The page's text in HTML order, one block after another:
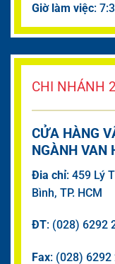
Giờ làm việc:
CHI NHÁNH 2
CỬA HÀNG
NGÀNH VAN
Đia chỉ: 459 Lý
Bình, TP. HCM
ĐT: (028) 6292
Fax: (028) 6292